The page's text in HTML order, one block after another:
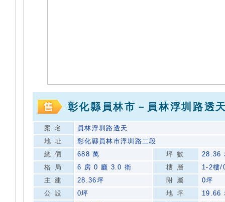
彰化縣員林市－員林浮圳路透
案名
員林浮圳路透天
地址
彰化縣員林市浮圳路二段
總價
688 萬 坪數
28.36
格局
6 房 0 廳 3.0 衛 樓層
1-2樓/
主建
28.36坪 附屬
0坪
公設
0坪 地坪
19.66